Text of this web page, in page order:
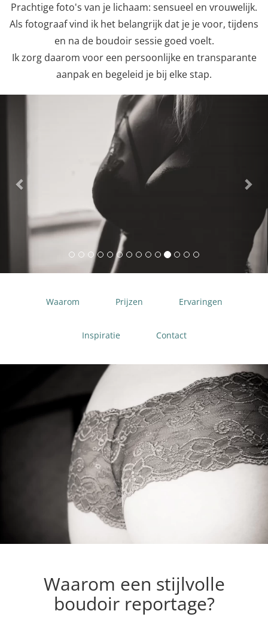
Prachtige foto's van je lichaam: sensueel en vrouwelijk.
Als fotograaf vind ik het belangrijk dat je je voor, tijdens
en na de boudoir sessie goed voelt.
Ik zorg daarom voor een persoonlijke en transparante
aanpak en begeleid je bij elke stap.
Waarom Prijzen Ervaringen
Inspiratie Contact
Waarom een stijlvolle
boudoir reportage?